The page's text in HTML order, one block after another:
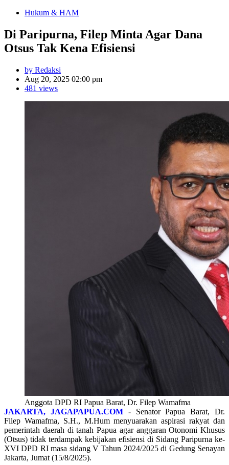
Hukum & HAM
Di Paripurna, Filep Minta Agar Dana
Otsus Tak Kena Efisiensi
by Redaksi
Aug 20, 2025 02:00 pm
481 views
Anggota DPD RI Papua Barat, Dr. Filep Wamafma
JAKARTA, JAGAPAPUA.COM- Senator Papua Barat, Dr.
Filep Wamafma, S.H., M.Hum menyuarakan aspirasi rakyat dan
pemerintah daerah di tanah Papua agar anggaran Otonomi Khusus
(Otsus) tidak terdampak kebijakan efisiensi di Sidang Paripurna ke-
XVI DPD RI masa sidang V Tahun 2024/2025 di Gedung Senayan
Jakarta, Jumat (15/8/2025).